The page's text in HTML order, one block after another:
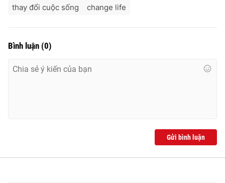
thay đổi cuộc sống
change life
Bình luận (0)
Gửi bình luận